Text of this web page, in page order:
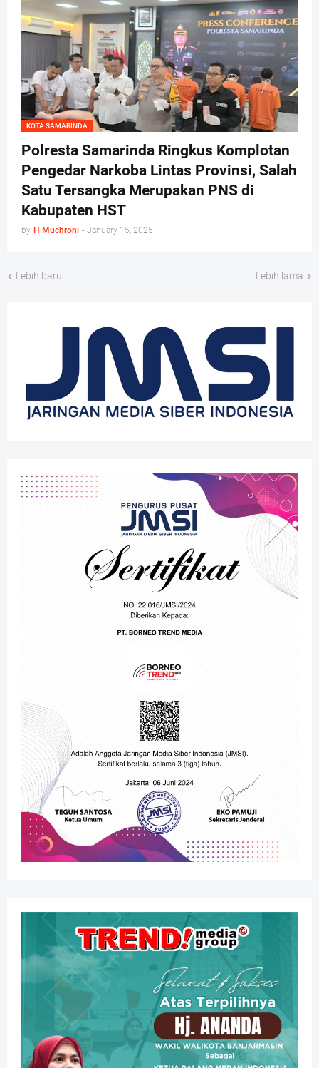
KOTA SAMARINDA
Polresta Samarinda Ringkus Komplotan
Pengedar Narkoba Lintas Provinsi, Salah
Satu Tersangka Merupakan PNS di
Kabupaten HST
by H Muchroni - January 15, 2025
Lebih baru Lebih lama